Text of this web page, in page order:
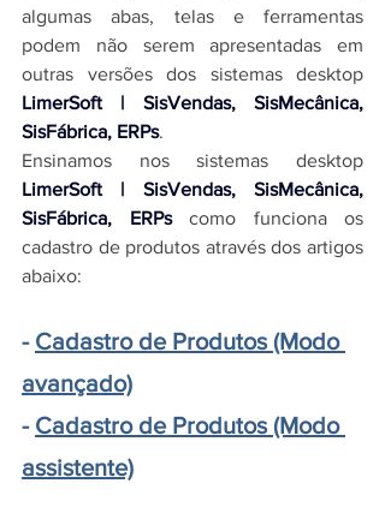
algumas abas, telas e ferramentas
podem não serem apresentadas em
outras versões dos
LimerSoft | SisVendas, SisMecânica,
SisFábrica, ERPs.
Ensinamos nos
LimerSoft | SisVendas, SisMecânica,
SisFábrica, ERPs como funciona os
cadastro de produtos através dos artigos
abaixo:
- Cadastro de Produtos (Modo
avançado)
- Cadastro de Produtos (Modo
assistente)